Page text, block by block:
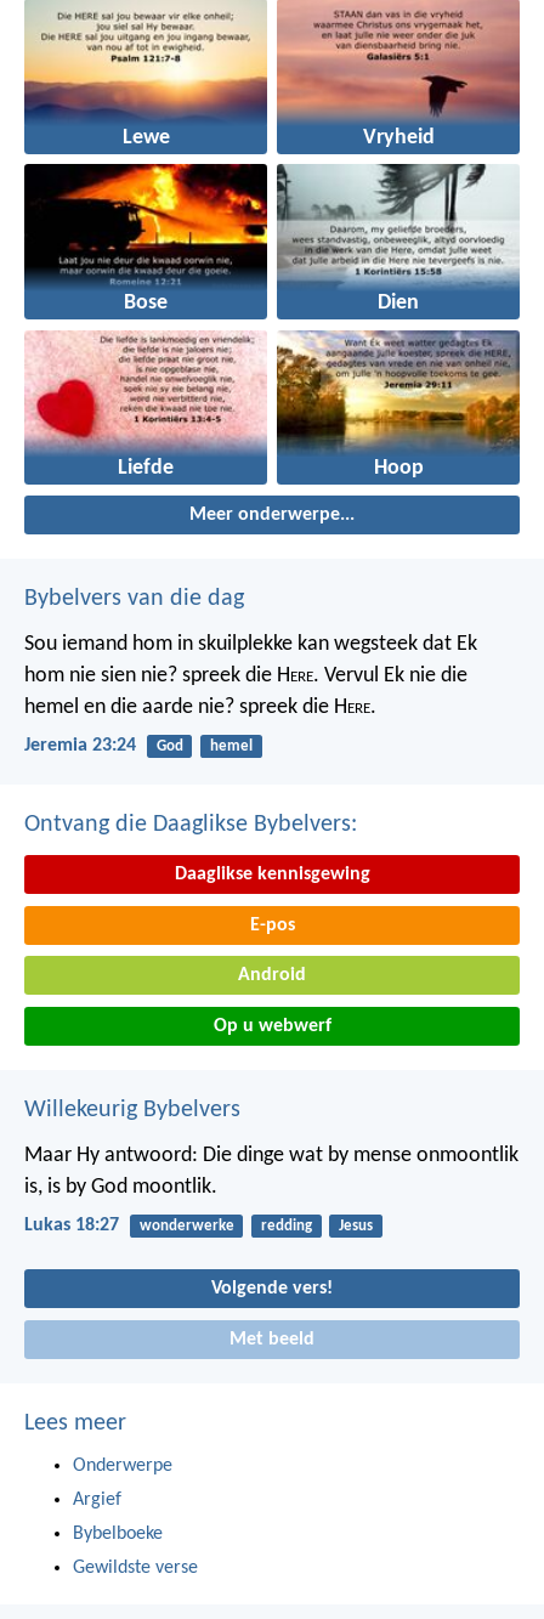
Lewe Vryheid
Bose Dien
Liefde Hoop
Meer onderwerpe...
Bybelvers van die dag
Sou iemand hom in skuilplekke kan wegsteek dat Ek
hom nie sien nie? spreek die Here. Vervul Ek nie die
hemel en die aarde nie? spreek die Here.
Jeremia 23:24 God hemel
Ontvang die Daaglikse Bybelvers:
Daaglikse kennisgewing
E-pos
Android
Op u webwerf
Willekeurig Bybelvers
Maar Hy antwoord: Die dinge wat by mense onmoontlik
is, is by God moontlik.
Lukas 18:27 wonderwerke redding Jesus
Volgende vers!
Met beeld
Lees meer
Onderwerpe
Argief
Bybelboeke
Gewildste verse